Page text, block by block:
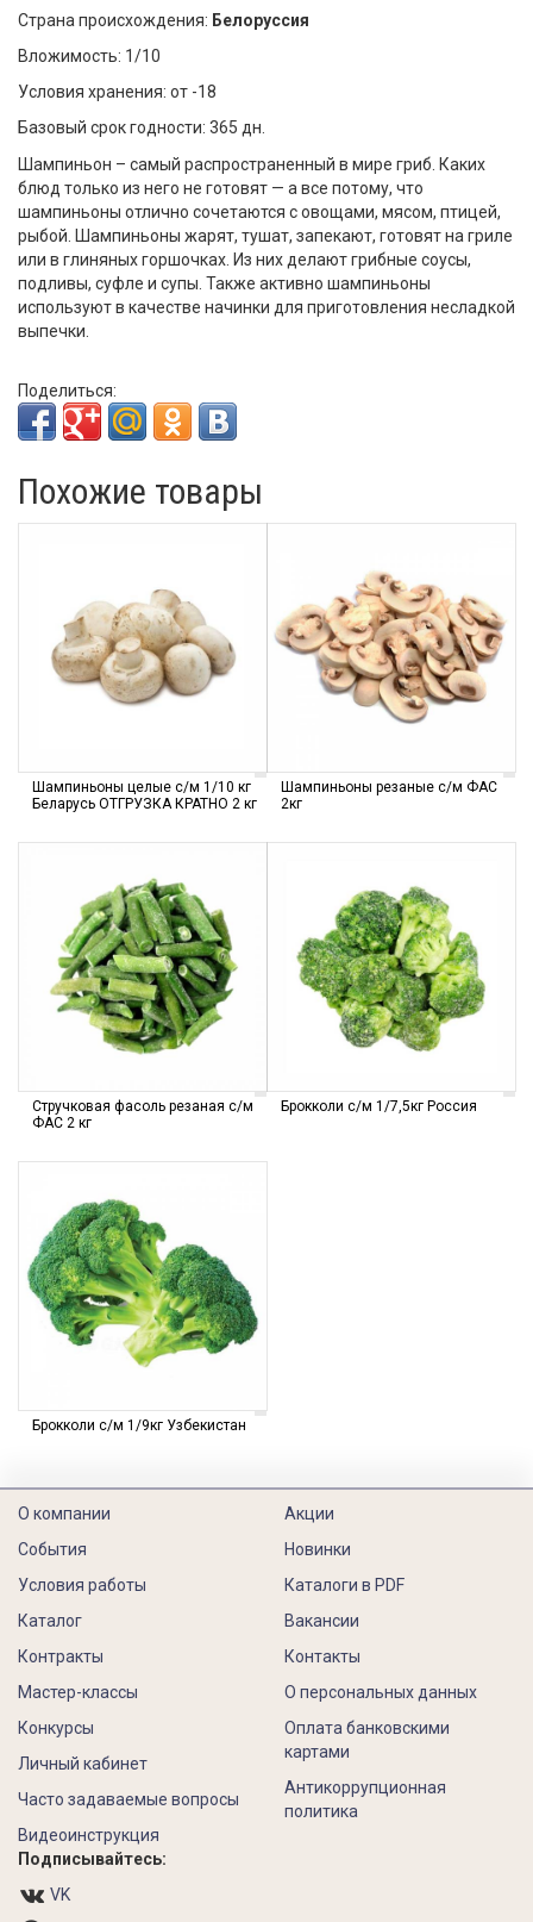
Страна происхождения: Белоруссия
Вложимость: 1/10
Условия хранения: от -18
Базовый срок годности: 365 дн.
Шампиньон – самый распространенный в мире гриб. Каких
блюд только из него не готовят — а все потому, что
шампиньоны отлично сочетаются с овощами, мясом, птицей,
рыбой. Шампиньоны жарят, тушат, запекают, готовят на гриле
или в глиняных горшочках. Из них делают грибные соусы,
подливы, суфле и супы. Также активно шампиньоны
используют в качестве начинки для приготовления несладкой
выпечки.
Поделиться:
Похожие товары
Шампиньоны целые с/м 1/10 кг
Беларусь ОТГРУЗКА КРАТНО 2 кг
Шампиньоны резаные с/м ФАС
2кг
Стручковая фасоль резаная с/м
ФАС 2 кг
Брокколи с/м 1/7,5кг Россия
Брокколи с/м 1/9кг Узбекистан
О компании
События
Условия работы
Каталог
Контракты
Акции
Новинки
Каталоги в PDF
Вакансии
Контакты
Мастер-классы
Конкурсы
Личный кабинет
Часто задаваемые вопросы
Видеоинструкция
О персональных данных
Оплата банковскими
картами
Антикоррупционная
политика
Подписывайтесь:
VK